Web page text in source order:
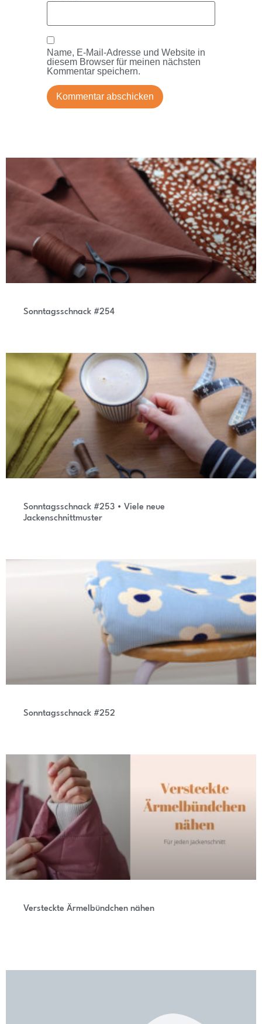
Name, E-Mail-Adresse und Website in
diesem Browser für meinen nächsten
Kommentar speichern.
Sonntagsschnack #254
Sonntagsschnack #253 • Viele neue
Jackenschnittmuster
Sonntagsschnack #252
Versteckte Ärmelbündchen nähen